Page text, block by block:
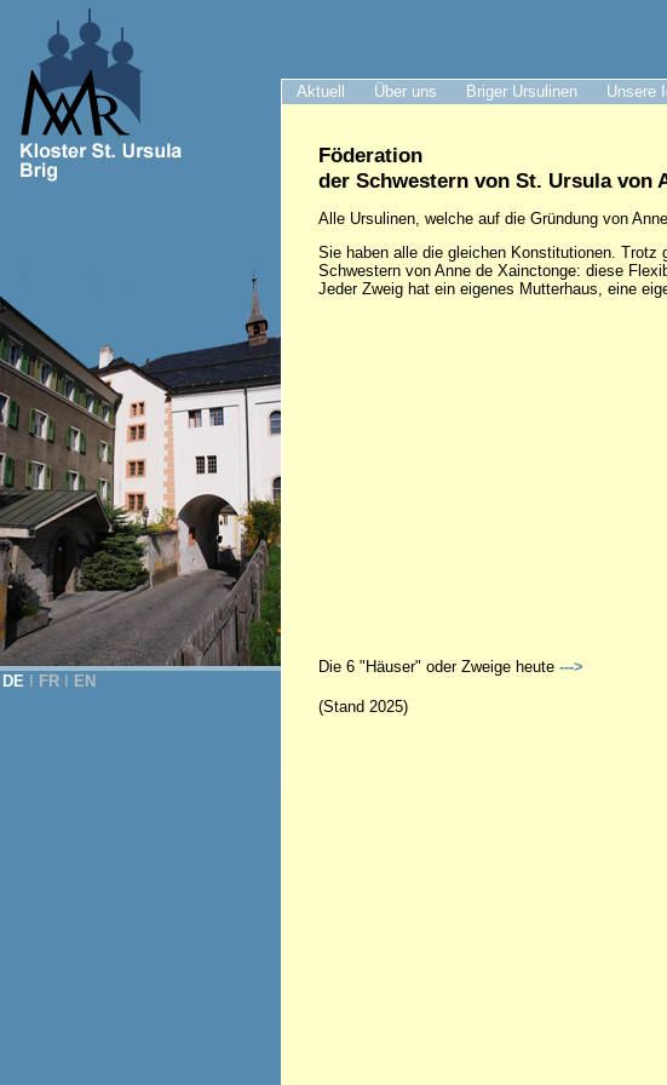
Aktuell Über uns Briger Ursulinen Unsere
DE FR EN
Föderation
der Schwestern von St. Ursula von
Alle Ursulinen, welche auf die Gründung von
Sie haben alle die gleichen Konstitutionen.
Schwestern von Anne de Xainctonge: diese
Jeder Zweig hat ein eigenes Mutterhaus, eine
Die 6 "Häuser" oder Zweige heute --->
(Stand 2025)